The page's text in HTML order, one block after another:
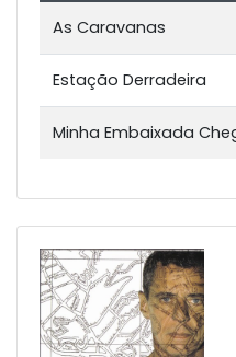
As Caravanas
Estação Derradeira
Minha Embaixada